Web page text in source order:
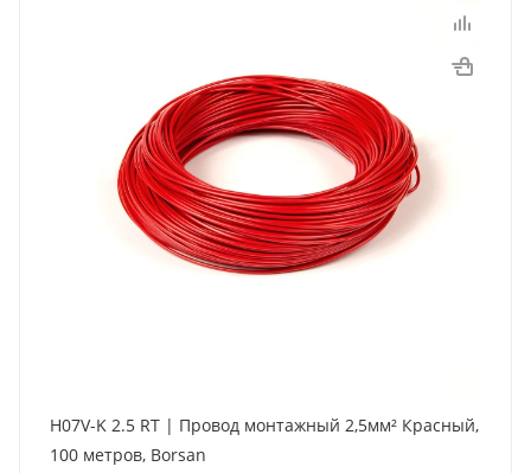
H07V-K 2.5 RT | Провод монтажный 2,5мм² Красный,
100 метров, Borsan